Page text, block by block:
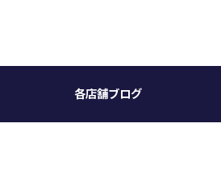
各店舗ブログ